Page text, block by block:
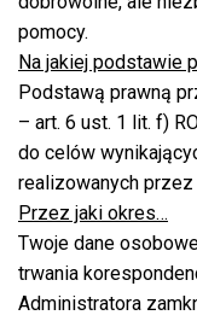
pomocy.
Na jakiej podstawie
Podstawą prawną
– art. 6 ust. 1 lit. f)
do celów
realizowanych
Przez jaki okres…
Twoje dane
trwania
Administratora